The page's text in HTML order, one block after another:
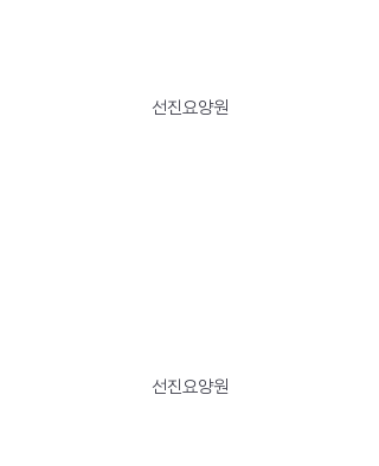
선진요양원
선진요양원